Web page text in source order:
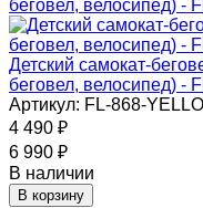
Детский самокат-
беговел, велосипед) -
Артикул: FL-868-
4 490 ₽
6 990 ₽
В наличии
В корзину